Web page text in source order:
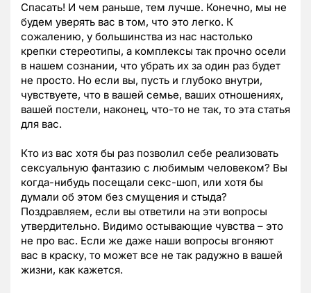
Спасать! И чем раньше, тем лучше. Конечно, мы не
будем уверять вас в том, что это легко. К
сожалению, у большинства из нас настолько
крепки стереотипы, а комплексы так прочно осели
в нашем сознании, что убрать их за один раз будет
не просто. Но если вы, пусть и глубоко внутри,
чувствуете, что в вашей семье, ваших отношениях,
вашей постели, наконец, что-то не так, то эта статья
для вас.
Кто из вас хотя бы раз позволил себе реализовать
сексуальную фантазию с любимым человеком? Вы
когда-нибудь посещали секс-шоп, или хотя бы
думали об этом без смущения и стыда?
Поздравляем, если вы ответили на эти вопросы
утвердительно. Видимо остывающие чувства – это
не про вас. Если же даже наши вопросы вгоняют
вас в краску, то может все не так радужно в вашей
жизни, как кажется.